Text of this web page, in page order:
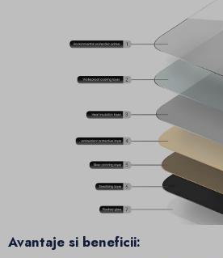
Avantaje si beneficii: